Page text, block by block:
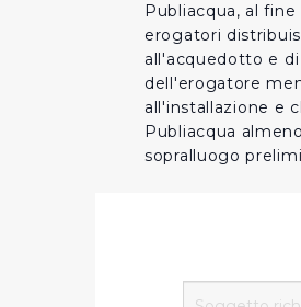
Publiacqua, al
erogatori
all'acquedotto e
dell'erogatore
all'installazione e
Publiacqua
sopralluogo